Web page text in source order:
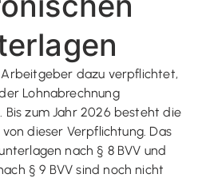
Arbeitgeber dazu verpflichtet,
Lohnabrechnung
Bis zum Jahr 2026 besteht die
dieser Verpflichtung. Das
nach § 8 BVV und
§ 9 BVV sind noch nicht